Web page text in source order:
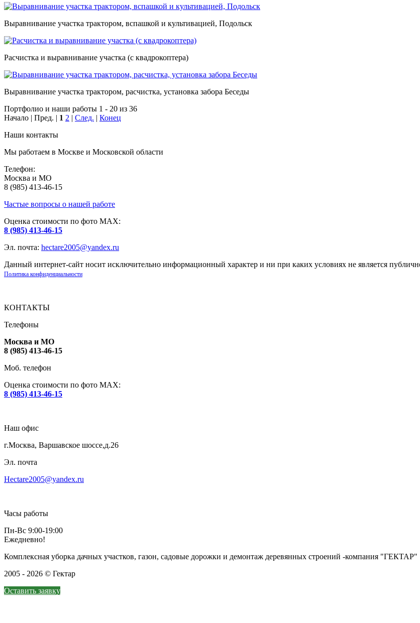
Выравнивание участка трактором, вспашкой и культивацией, Подольск
Расчистка и выравнивание участка (с квадрокоптера)
Выравнивание участка трактором, расчистка, установка забора Беседы
Портфолио и наши работы 1 - 20 из 36
Начало | Пред. | 1 2 | След. | Конец
Наши контакты
Мы работаем в Москве и Московской области
Телефон:
Москва и МО
8 (985) 413-46-15
Частые вопросы о нашей работе
Оценка стоимости по фото МАХ:
8 (985) 413-46-15
Эл. почта: hectare2005@yandex.ru
Данный интернет-сайт носит исключительно информационный характер и ни при каких условиях не является
Политика конфиденциальности
КОНТАКТЫ
Телефоны
Москва и МО
8 (985) 413-46-15
Моб. телефон
Оценка стоимости по фото МАХ:
8 (985) 413-46-15
Наш офис
г.Москва, Варшавское шоссе,д.26
Эл. почта
Hectare2005@yandex.ru
Часы работы
Пн-Вс 9:00-19:00
Ежедневно!
Комплексная уборка дачных участков, газон, садовые дорожки и демонтаж деревянных строений -компания "ГЕКТАР"
2005 - 2026 © Гектар
Оставить заявку